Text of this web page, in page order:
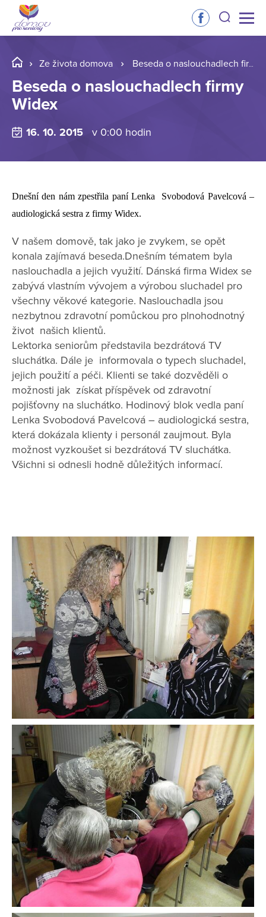
Ze života domova Beseda o naslouchadlech firmy Widex
Beseda o naslouchadlech firmy
Widex
16. 10. 2015 v 0:00 hodin
Dnešní den nám zpestřila paníLenka Svobodová Pavelcová –
audiologická sestra z firmy Widex.
V našem domově, tak jako je zvykem, se opět
konala zajímavá beseda.Dnešním tématem byla
naslouchadla a jejich využití. Dánská firma Widex se
zabývá vlastním vývojem a výrobou sluchadel pro
všechny věkové kategorie. Naslouchadla jsou
nezbytnou zdravotní pomůckou pro plnohodnotný
život našich klientů.
Lektorka seniorům představila bezdrátová TV
sluchátka. Dále je informovala o typech sluchadel,
jejich použití a péči. Klienti se také dozvěděli o
možnosti jak získat příspěvek od zdravotní
pojišťovny na sluchátko. Hodinový blok vedla paní
Lenka Svobodová Pavelcová – audiologická sestra,
která dokázala klienty i personál zaujmout. Byla
možnost vyzkoušet si bezdrátová TV sluchátka.
Všichni si odnesli hodně důležitých informací.